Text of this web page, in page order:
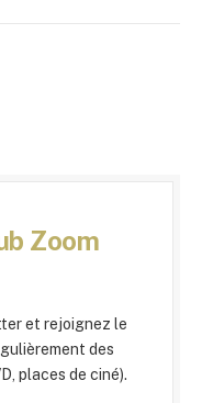
Zoom
et rejoignez le
des
places de ciné).